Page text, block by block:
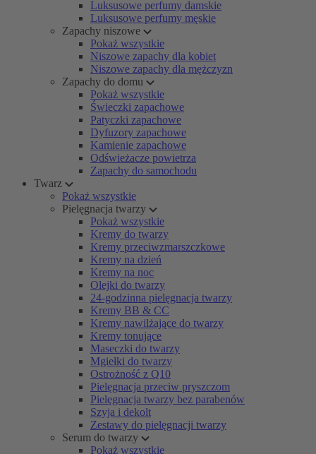
Luksusowe perfumy damskie
Luksusowe perfumy męskie
Zapachy niszowe
Pokaż wszystkie
Niszowe zapachy dla kobiet
Niszowe zapachy dla mężczyzn
Zapachy do domu
Pokaż wszystkie
Świeczki zapachowe
Patyczki zapachowe
Dyfuzory zapachowe
Kamienie zapachowe
Odświeżacze powietrza
Zapachy do samochodu
Twarz
Pokaż wszystkie
Pielęgnacja twarzy
Pokaż wszystkie
Kremy do twarzy
Kremy przeciwzmarszczkowe
Kremy na dzień
Kremy na noc
Olejki do twarzy
24-godzinna pielęgnacja twarzy
Kremy BB & CC
Kremy nawilżające do twarzy
Kremy tonujące
Maseczki do twarzy
Mgiełki do twarzy
Ostrożność z Q10
Pielęgnacja przeciw pryszczom
Pielęgnacja twarzy bez parabenów
Szyja i dekolt
Zestawy do pielęgnacji twarzy
Serum do twarzy
Pokaż wszystkie